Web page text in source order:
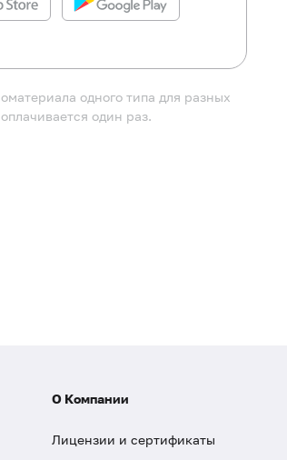
одного типа для разных
один раз.
О Компании
Лицензии и сертификаты